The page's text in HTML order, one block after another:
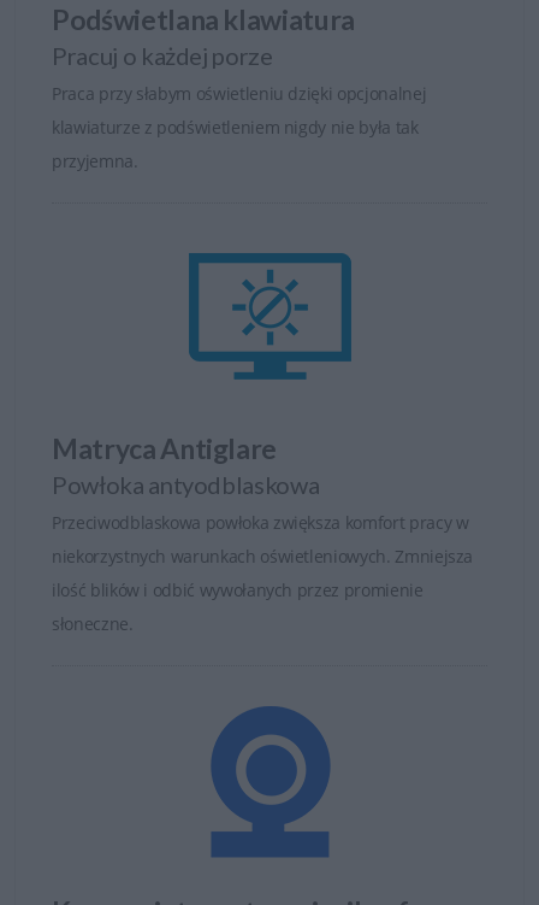
Podświetlana klawiatura
Pracuj o każdej porze
Praca przy słabym oświetleniu dzięki opcjonalnej
klawiaturze z podświetleniem nigdy nie była tak
przyjemna.
Matryca Antiglare
Powłoka antyodblaskowa
Przeciwodblaskowa powłoka zwiększa komfort pracy w
niekorzystnych warunkach oświetleniowych. Zmniejsza
ilość blików i odbić wywołanych przez promienie
słoneczne.